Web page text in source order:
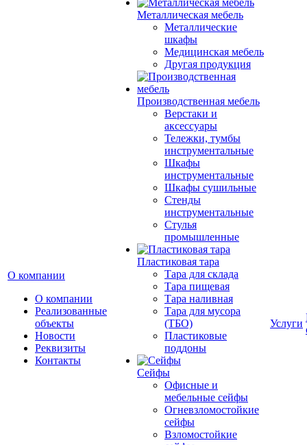
О компании
О компании
Реализованные
объекты
Новости
Реквизиты
Контакты
Металлическая мебель
Металлические
шкафы
Медицинская мебель
Другая продукция
Производственная мебель
Верстаки и
аксессуары
Тележки, тумбы
инструментальные
Шкафы
инструментальные
Шкафы сушильные
Стенды
инструментальные
Cтулья
промышленные
Пластиковая тара
Тара для склада
Тара пищевая
Тара наливная
Тара для мусора
(ТБО)
Пластиковые
поддоны
Сейфы
Офисные и
мебельные сейфы
Огневзломостойкие
сейфы
Взломостойкие
Услуги